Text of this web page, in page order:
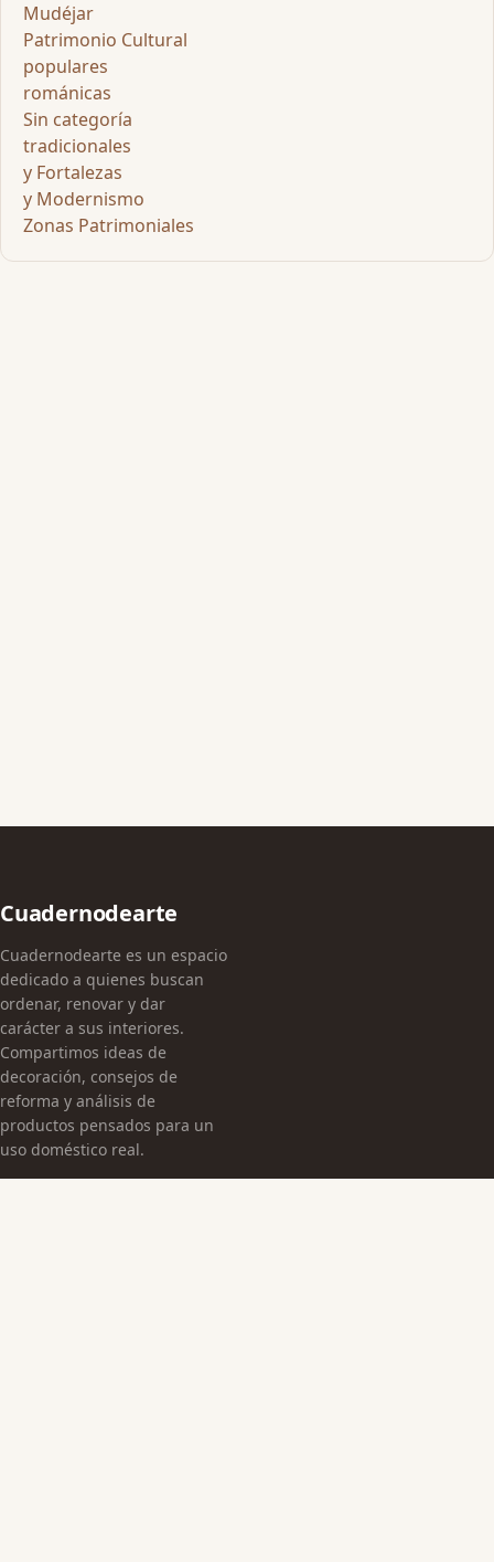
Mudéjar
Patrimonio Cultural
populares
románicas
Sin categoría
tradicionales
y Fortalezas
y Modernismo
Zonas Patrimoniales
Cuadernodearte
Cuadernodearte es un espacio
dedicado a quienes buscan
ordenar, renovar y dar
carácter a sus interiores.
Compartimos ideas de
decoración, consejos de
reforma y análisis de
productos pensados para un
uso doméstico real.